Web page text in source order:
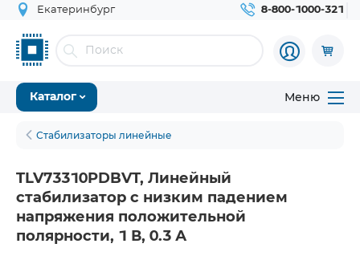
Екатеринбург 8-800-1000-321
Каталог Меню
Стабилизаторы линейные
TLV73310PDBVT, Линейный
стабилизатор с низким падением
напряжения положительной
полярности, 1 В, 0.3 А